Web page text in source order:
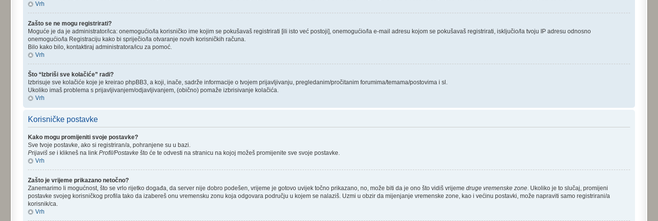
Vrh
Zašto se ne mogu registrirati?
Moguće je da je administrator/ica: onemogućio/la korisničko ime kojim se pokušavaš registrirati [ili isto već postoji], onemogućio/la e-mail adresu kojom se pokušavaš registrirati, isključio/la tvoju IP adresu odnosno
onemogućio/la Registraciju kako bi spriječio/la otvaranje novih korisničkih računa.
Bilo kako bilo, kontaktiraj administratora/icu za pomoć.
Vrh
Što “Izbriši sve kolačiće” radi?
Izbrisuje sve kolačiće koje je kreirao phpBB3, a koji, inače, sadrže informacije o tvojem prijavljivanju, pregledanim/pročitanim forumima/temama/postovima i sl.
Ukoliko imaš problema s prijavljivanjem/odjavljivanjem, (obično) pomaže izbrisivanje kolačića.
Vrh
Korisničke postavke
Kako mogu promijeniti svoje postavke?
Sve tvoje postavke, ako si registriran/a, pohranjene su u bazi.
Prijaviš se i klikneš na linkProfil/Postavke što će te odvesti na stranicu na kojoj možeš promijenite sve svoje postavke.
Vrh
Zašto je vrijeme prikazano netočno?
Zanemarimo li mogućnost, što se vrlo rijetko događa, da server nije dobro podešen, vrijeme je gotovo uvijek točno prikazano, no, može biti da je ono što vidiš vrijemedruge vremenske zone. Ukoliko je to slučaj, promijeni
postavke svojeg korisničkog profila tako da izabereš onu vremensku zonu koja odgovara području u kojem se nalaziš. Uzmi u obzir da mijenjanje vremenske zone, kao i većinu postavki, može napraviti samo registrirani/a
korisnik/ca.
Vrh